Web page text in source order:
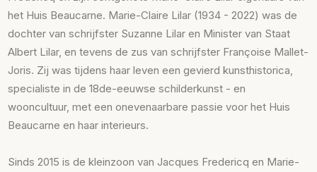
het Huis Beaucarne. Marie-Claire Lilar (1934 - 2022) was de
dochter van schrijfster Suzanne Lilar en Minister van Staat
Albert Lilar, en tevens de zus van schrijfster Françoise Mallet-
Joris. Zij was tijdens haar leven een gevierd kunsthistorica,
specialiste in de 18de-eeuwse schilderkunst - en
wooncultuur, met een onevenaarbare passie voor het Huis
Beaucarne en haar interieurs.
Sinds 2015 is de kleinzoon van Jacques Fredericq en Marie-